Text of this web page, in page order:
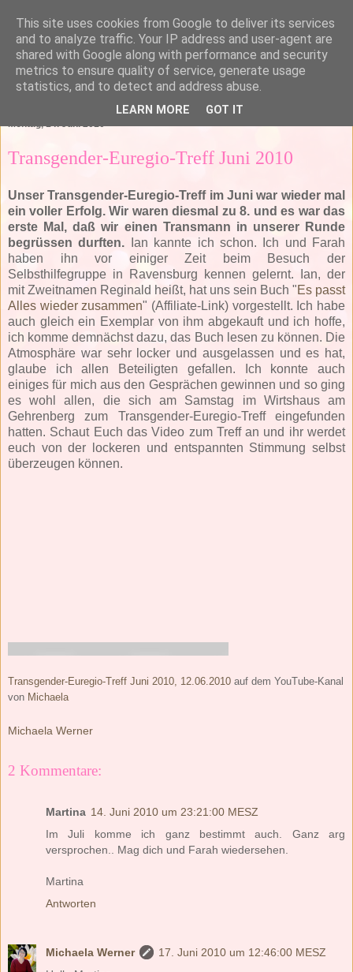
Montag, 14. Juni 2010
Transgender-Euregio-Treff Juni 2010
Unser Transgender-Euregio-Treff im Juni war wieder mal
ein voller Erfolg. Wir waren diesmal zu 8. und es war das
erste Mal, daß wir einen Transmann in unserer Runde
begrüssen durften. Ian kannte ich schon. Ich und Farah
haben ihn vor einiger Zeit beim Besuch der
Selbsthilfegruppe in Ravensburg kennen gelernt. Ian, der
mit Zweitnamen Reginald heißt, hat uns sein Buch "Es passt
Alles wieder zusammen" (Affiliate-Link) vorgestellt. Ich habe
auch gleich ein Exemplar von ihm abgekauft und ich hoffe,
ich komme demnächst dazu, das Buch lesen zu können. Die
Atmosphäre war sehr locker und ausgelassen und es hat,
glaube ich allen Beteiligten gefallen. Ich konnte auch
einiges für mich aus den Gesprächen gewinnen und so ging
es wohl allen, die sich am Samstag im Wirtshaus am
Gehrenberg zum Transgender-Euregio-Treff eingefunden
hatten. Schaut Euch das Video zum Treff an und ihr werdet
euch von der lockeren und entspannten Stimmung selbst
überzeugen können.
Transgender-Euregio-Treff Juni 2010, 12.06.2010 auf dem YouTube-Kanal
von Michaela
Michaela Werner
2 Kommentare:
Martina 14. Juni 2010 um 23:21:00 MESZ
Im Juli komme ich ganz bestimmt auch. Ganz arg
versprochen.. Mag dich und Farah wiedersehen.
Martina
Antworten
Michaela Werner
17. Juni 2010 um 12:46:00 MESZ
This site uses cookies from Google to deliver its services
and to analyze traffic. Your IP address and user-agent are
shared with Google along with performance and security
metrics to ensure quality of service, generate usage
statistics, and to detect and address abuse.
LEARN MORE GOT IT